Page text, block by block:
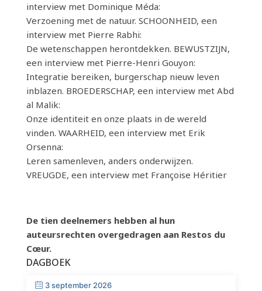
interview met Dominique Méda:
Verzoening met de natuur. SCHOONHEID, een
interview met Pierre Rabhi:
De wetenschappen herontdekken. BEWUSTZIJN,
een interview met Pierre-Henri Gouyon:
Integratie bereiken, burgerschap nieuw leven
inblazen. BROEDERSCHAP, een interview met Abd
al Malik:
Onze identiteit en onze plaats in de wereld
vinden. WAARHEID, een interview met Erik
Orsenna:
Leren samenleven, anders onderwijzen.
VREUGDE, een interview met Françoise Héritier
De tien deelnemers hebben al hun
auteursrechten overgedragen aan Restos du
Cœur.
DAGBOEK
3 september 2026